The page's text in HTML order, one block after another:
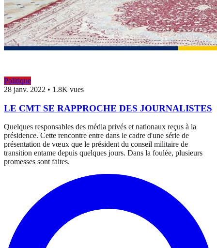
Politique
28 janv. 2022 • 1.8K vues
LE CMT SE RAPPROCHE DES JOURNALISTES
Quelques responsables des média privés et nationaux reçus à la
présidence. Cette rencontre entre dans le cadre d'une série de
présentation de vœux que le président du conseil militaire de
transition entame depuis quelques jours. Dans la foulée, plusieurs
promesses sont faites.